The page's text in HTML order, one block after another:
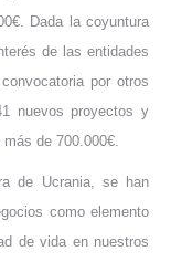
Dada la coyuntura
de las entidades
por otros
nuevos proyectos y
de 700.000€.
de Ucrania, se han
como elemento
de vida en nuestros